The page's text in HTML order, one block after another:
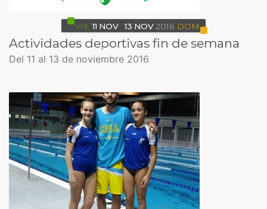
VIE 11 NOV 13 NOV2016 DOM
Actividades deportivas fin de semana
Del 11 al 13 de noviembre 2016